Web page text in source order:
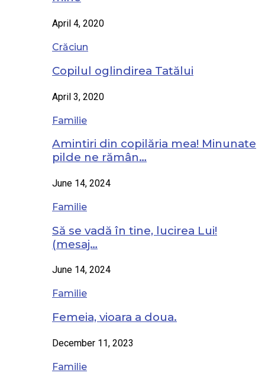
April 4, 2020
Crăciun
Copilul oglindirea Tatălui
April 3, 2020
Familie
Amintiri din copilăria mea! Minunate
pilde ne rămân…
June 14, 2024
Familie
Să se vadă în tine, lucirea Lui!
(mesaj…
June 14, 2024
Familie
Femeia, vioara a doua.
December 11, 2023
Familie